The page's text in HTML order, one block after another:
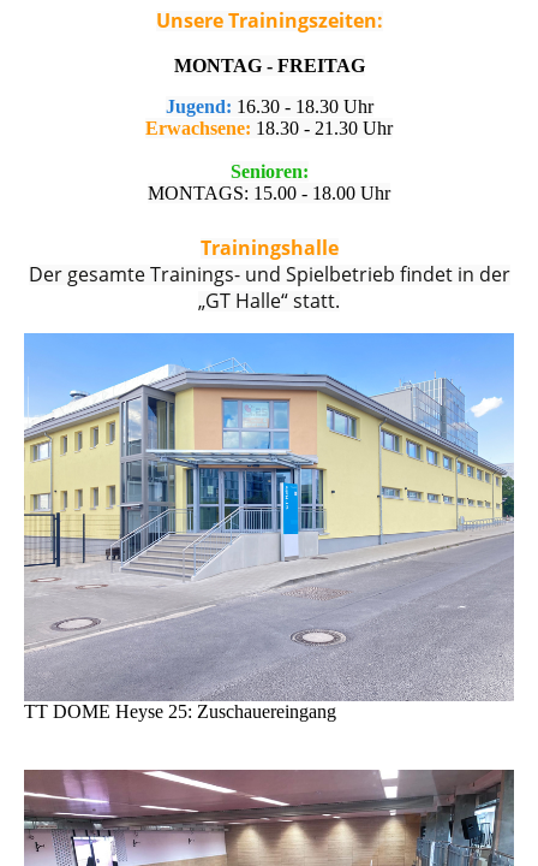
Unsere Trainingszeiten:
MONTAG - FREITAG
Jugend: 16.30 - 18.30 Uhr
Erwachsene: 18.30 - 21.30 Uhr
Senioren:
MONTAGS: 15.00 - 18.00 Uhr
Trainingshalle
Der gesamte Trainings- und Spielbetrieb findet in der
„GT Halle“ statt.
TT DOME Heyse 25: Zuschauereingang